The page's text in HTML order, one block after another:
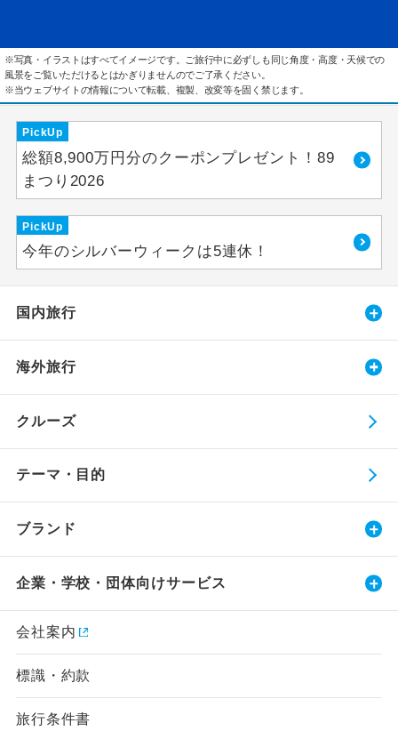
※写真・イラストはすべてイメージです。ご旅行中に必ずしも同じ角度・高度・天候での
風景をご覧いただけるとはかぎりませんのでご了承ください。
※当ウェブサイトの情報について転載、複製、改変等を固く禁じます。
PickUp
総額8,900万円分のクーポンプレゼント！89
まつり2026
PickUp
今年のシルバーウィークは5連休！
国内旅行
海外旅行
クルーズ
テーマ・目的
ブランド
企業・学校・団体向けサービス
会社案内
標識・約款
旅行条件書